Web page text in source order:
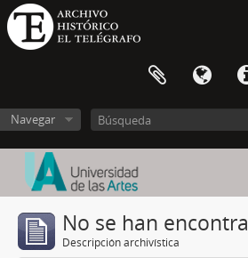
Navegar
No se han
Descripción archivística